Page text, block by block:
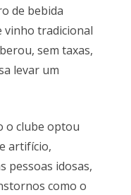
de bebida
vinho tradicional
sem taxas,
levar um
o clube optou
artifício,
pessoas idosas,
como o